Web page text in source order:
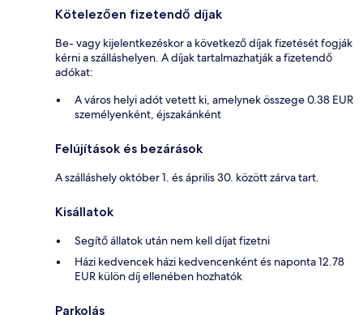
Kötelezően fizetendő díjak
Be- vagy kijelentkezéskor a következő díjak fizetését fogják
kérni a szálláshelyen. A díjak tartalmazhatják a fizetendő
adókat:
A város helyi adót vetett ki, amelynek összege 0.38 EUR
személyenként, éjszakánként
Felújítások és bezárások
A szálláshely október 1. és április 30. között zárva tart.
Kisállatok
Segítő állatok után nem kell díjat fizetni
Házi kedvencek házi kedvencenként és naponta 12.78
EUR külön díj ellenében hozhatók
Parkolás